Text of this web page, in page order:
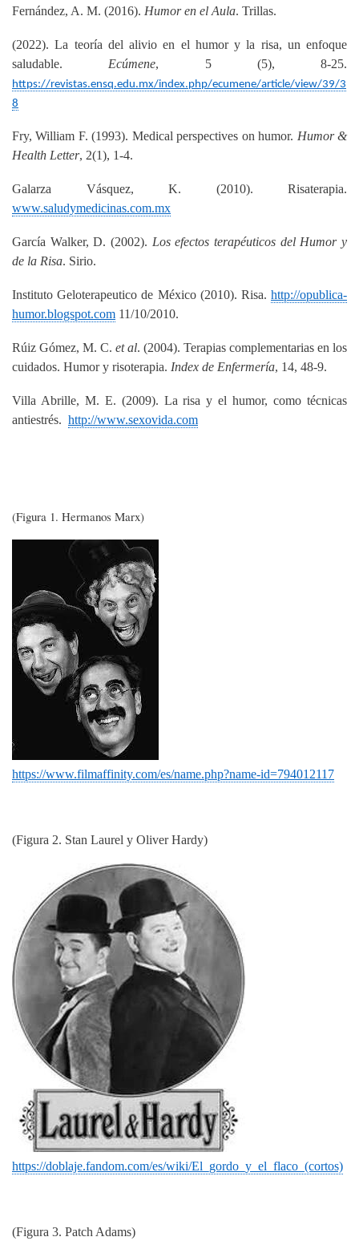
Fernández, A. M. (2016). Humor en el Aula. Trillas.
(2022). La teoría del alivio en el humor y la risa, un enfoque
saludable. Ecúmene, 5 (5), 8-25.
https://revistas.ensq.edu.mx/index.php/ecumene/article/view/39/3
8
Fry, William F. (1993). Medical perspectives on humor. Humor &
Health Letter, 2(1), 1-4.
Galarza Vásquez, K. (2010). Risaterapia.
www.saludymedicinas.com.mx
García Walker, D. (2002). Los efectos terapéuticos del Humor y
de la Risa. Sirio.
Instituto Geloterapeutico de México (2010). Risa. http://opublica-
humor.blogspot.com 11/10/2010.
Rúiz Gómez, M. C. et al. (2004). Terapias complementarias en los
cuidados. Humor y risoterapia. Index de Enfermería, 14, 48-9.
Villa Abrille, M. E. (2009). La risa y el humor, como técnicas
antiestrés. http://www.sexovida.com
(Figura 1. Hermanos Marx)
https://www.filmaffinity.com/es/name.php?name-id=794012117
(Figura 2. Stan Laurel y Oliver Hardy)
https://doblaje.fandom.com/es/wiki/El_gordo_y_el_flaco_(cortos)
(Figura 3. Patch Adams)